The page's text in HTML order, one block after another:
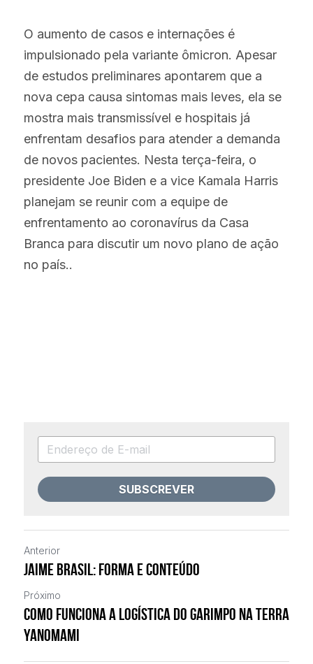
O aumento de casos e internações é
impulsionado pela variante ômicron. Apesar
de estudos preliminares apontarem que a
nova cepa causa sintomas mais leves, ela se
mostra mais transmissível e hospitais já
enfrentam desafios para atender a demanda
de novos pacientes. Nesta terça-feira, o
presidente Joe Biden e a vice Kamala Harris
planejam se reunir com a equipe de
enfrentamento ao coronavírus da Casa
Branca para discutir um novo plano de ação
no país..
SUBSCREVER
Anterior
Jaime Brasil: Forma e conteúdo
Próximo
Como funciona a logística do garimpo na terra
yanomami